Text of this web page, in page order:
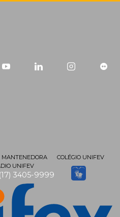
(17) 3405-9999
MANTENEDORA
COLÉGIO UNIFEV
UNIFEV